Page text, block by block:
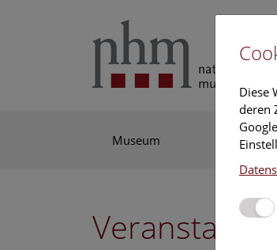
Museum Ausstellung
Diese
deren